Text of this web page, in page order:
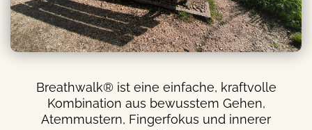
Breathwalk® ist eine einfache, kraftvolle
Kombination aus bewusstem Gehen,
Atemmustern, Fingerfokus und innerer